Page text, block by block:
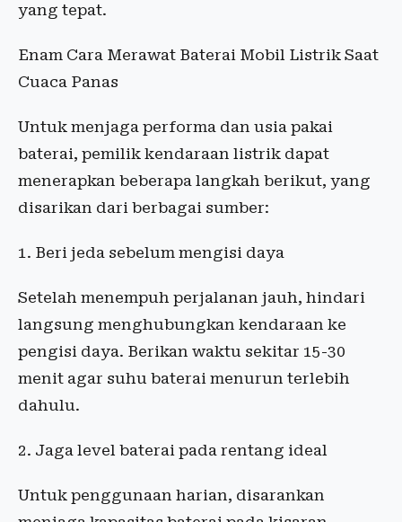
yang tepat.
Enam Cara Merawat Baterai Mobil Listrik Saat
Cuaca Panas
Untuk menjaga performa dan usia pakai
baterai, pemilik kendaraan listrik dapat
menerapkan beberapa langkah berikut, yang
disarikan dari berbagai sumber:
1. Beri jeda sebelum mengisi daya
Setelah menempuh perjalanan jauh, hindari
langsung menghubungkan kendaraan ke
pengisi daya. Berikan waktu sekitar 15-30
menit agar suhu baterai menurun terlebih
dahulu.
2. Jaga level baterai pada rentang ideal
Untuk penggunaan harian, disarankan